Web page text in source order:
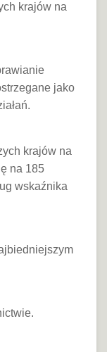
krajów na
jako
krajów na
na 185
wskaźnika